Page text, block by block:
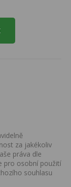
za jakékoliv
práva dle
pro osobní použití
souhlasu